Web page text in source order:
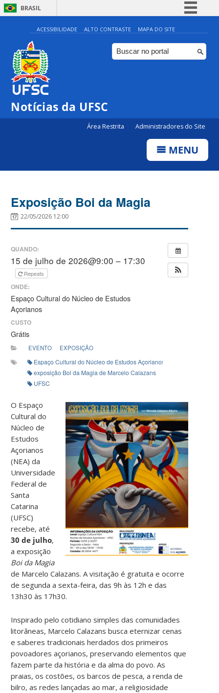
BRASIL
Simplifique!
Comunica BR
Participe
ACESSIBILIDADE ALTO CONTRASTE MAPA DO SITE
Notícias da UFSC
Área Restrita Administradores do Site
MENU
Exposição Boi da Magia
22/05/2026 12:00
QUANDO:
15 de julho de 2026@9:00 – 17:30
Repeats
ONDE:
Espaço Cultural do Núcleo de Estudos
Açorianos
CUSTO
Grátis
EVENTO EXPOSIÇÃO
Espaço Cultural do Núcleo de Estudos Açorianos (NEA)
exposição Boi da Magia de Marcelo Calazans
UFSC
O Espaço
Cultural do
Núcleo de
Estudos
Açorianos
(NEA) da
Universidade
Federal de
Santa
Catarina
(UFSC)
recebe, até
30 de julho,
a exposição
Boi da Magia
de Marcelo Calazans. A visitação é gratuita e ocorre
de segunda a sexta-feira, das 9h às 12h e das
13h30 às 17h30.
Inspirado pelo cotidiano simples das comunidades
litorâneas, Marcelo Calazans busca eternizar cenas
e saberes tradicionais herdados dos primeiros
povoadores açorianos, preservando elementos que
fazem parte da história e da alma do povo. As
praias, os costões, os barcos de pesca, a renda de
bilro, as redes lançadas ao mar, a religiosidade